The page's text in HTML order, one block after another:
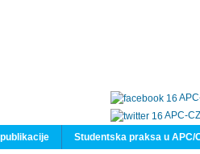
APC-
Studentska praksa u APC/